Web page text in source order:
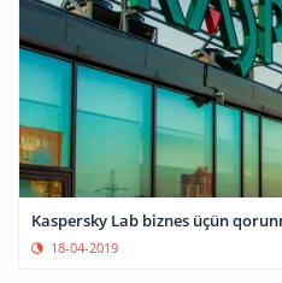
Kaspersky Lab biznes üçün
18-04-2019